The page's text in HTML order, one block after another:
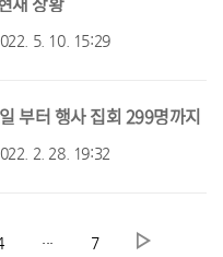
5. 10. 15:29
부터 행사 집회 299명까지
2. 28. 19:32
··· 7